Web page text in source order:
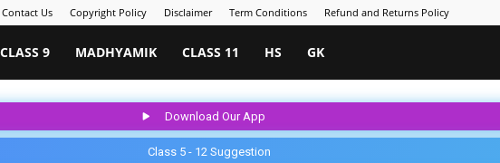
Contact Us Copyright Policy Disclaimer Term Conditions Refund and Returns Policy
CLASS 9 MADHYAMIK CLASS 11 HS GK
Download Our App
Class 5 - 12 Suggestion